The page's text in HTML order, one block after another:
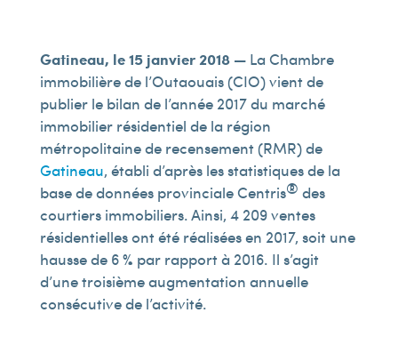
Gatineau, le 15 janvier 2018 —La Chambre
immobilière de l’Outaouais (CIO) vient de
publier le bilan de l’année 2017 du marché
immobilier résidentiel de la région
métropolitaine de recensement (RMR) de
Gatineau, établi d’après les statistiques de la
base de données provinciale Centris® des
courtiers immobiliers. Ainsi, 4 209 ventes
résidentielles ont été réalisées en 2017, soit une
hausse de 6 % par rapport à 2016. Il s’agit
d’une troisième augmentation annuelle
consécutive de l’activité.